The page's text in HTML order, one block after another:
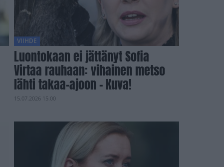
VIIHDE
Luontokaan ei jättänyt Sofia
Virtaa rauhaan: vihainen metso
lähti takaa-ajoon – Kuva!
15.07.2026 15.00